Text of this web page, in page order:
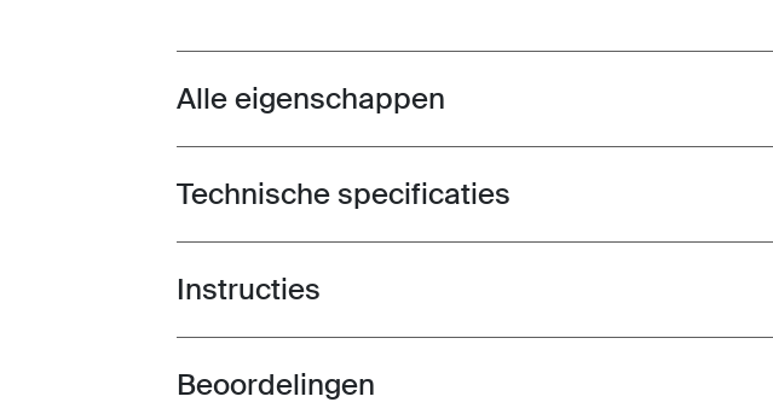
Toggle features
Alle eigenschappen
Toggle techspec
Technische specificaties
Toggle guides and instructions
Instructies
Toggle overview
Beoordelingen